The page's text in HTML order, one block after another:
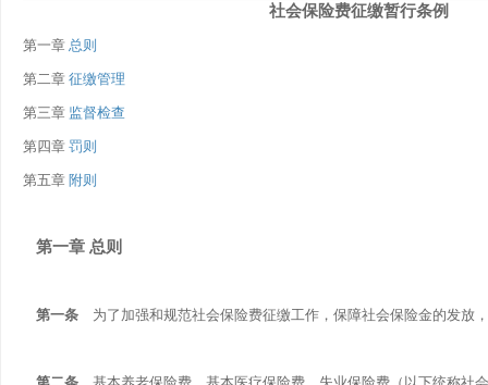
社会保险费征缴暂行条例
第一章 总则
第二章 征缴管理
第三章 监督检查
第四章 罚则
第五章 附则
第一章 总则
第一条 为了加强和规范社会保险费征缴工作，保障社会保险金的发放